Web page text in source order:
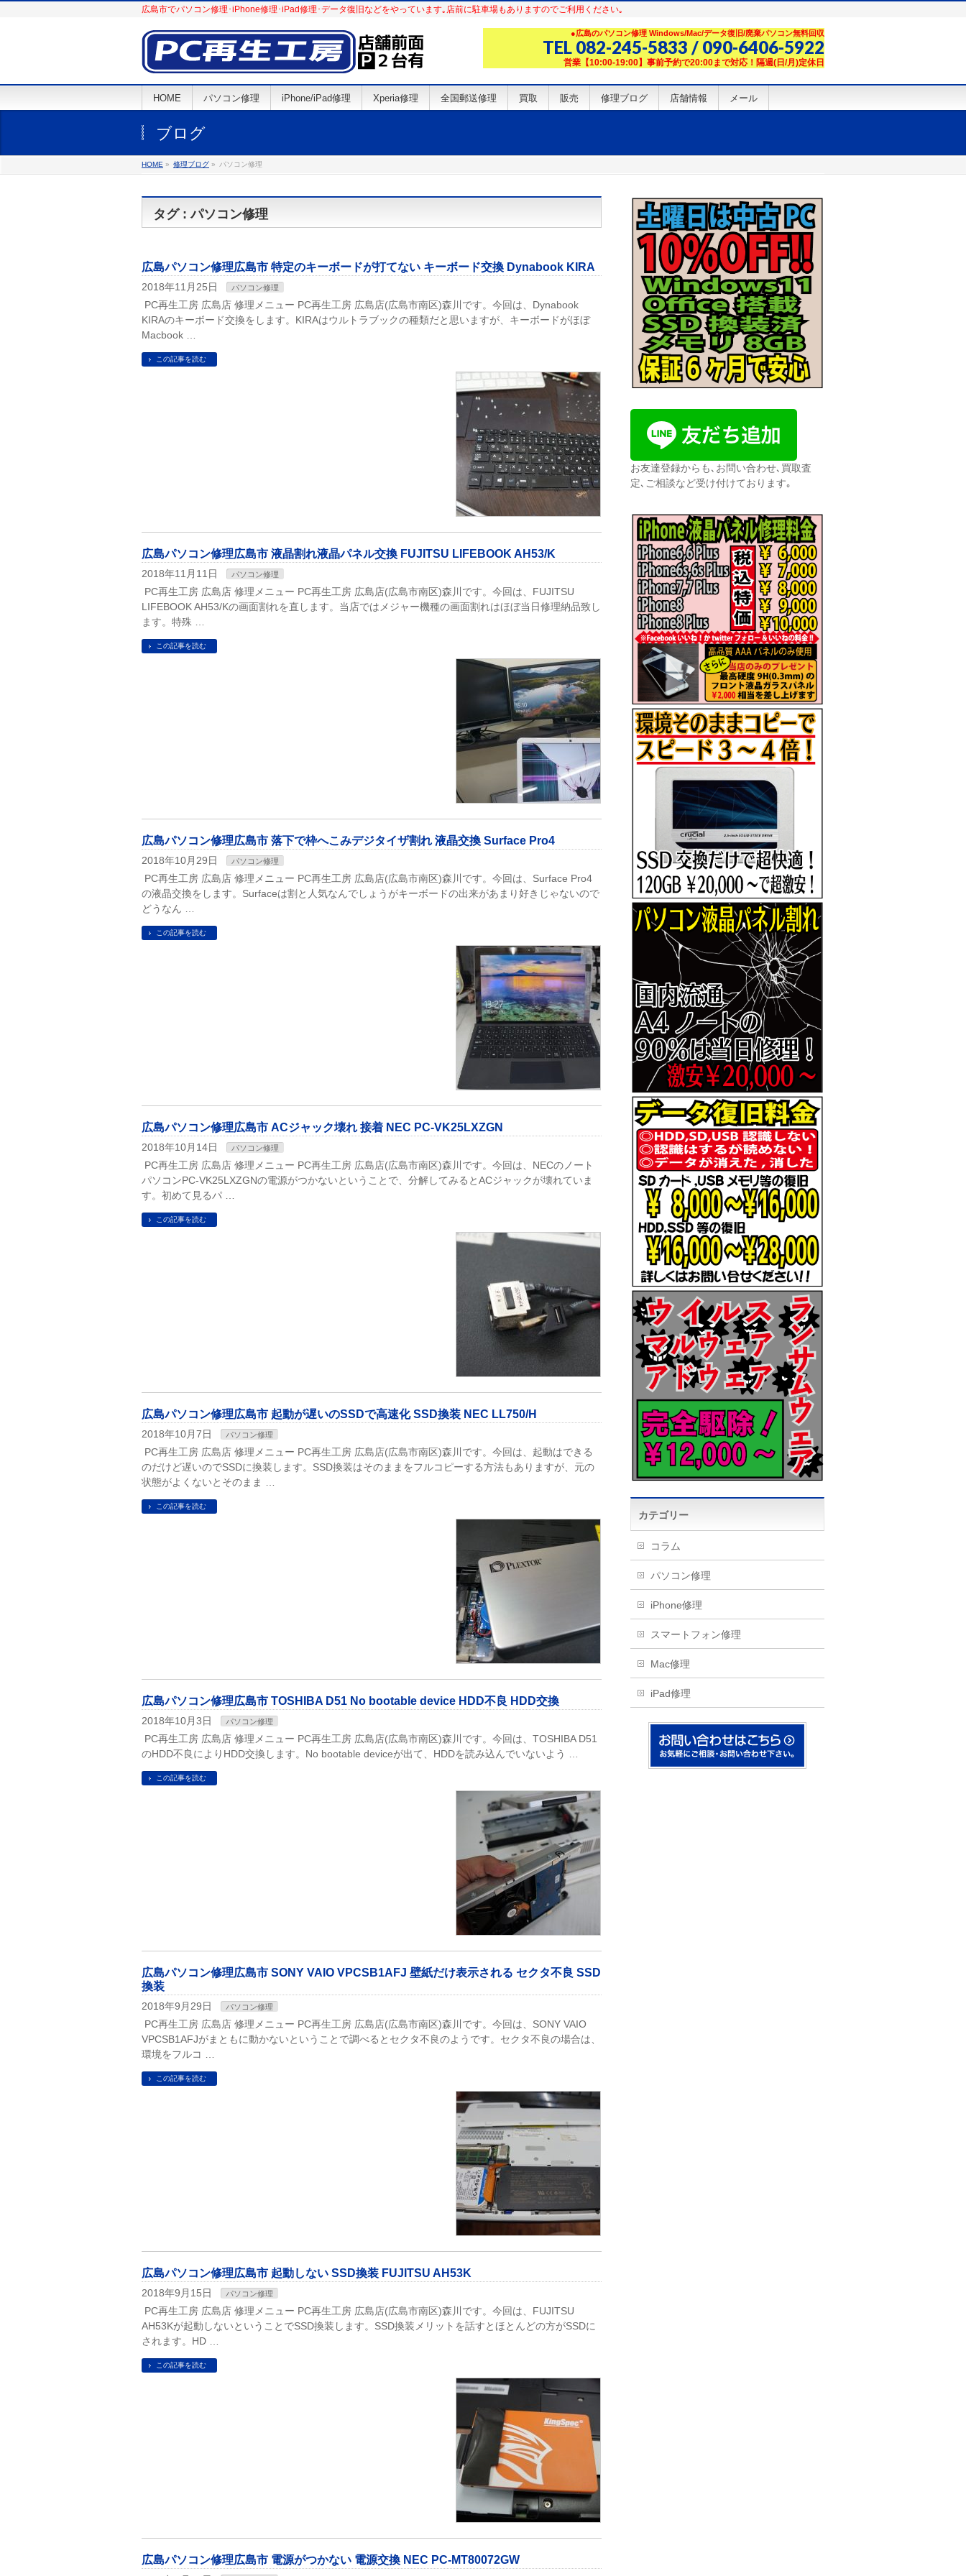
広島市でパソコン修理･iPhone修理･iPad修理･データ復旧などをやっています｡店前に駐車場もありますのでご利用ください｡
●広島のパソコン修理 Windows/Mac/データ復旧/廃棄パソコン無料回収
TEL 082-245-5833 / 090-6406-5922
営業【10:00-19:00】事前予約で20:00まで対応！隔週(日/月)定休日
HOME パソコン修理 iPhone/iPad修理 Xperia修理 全国郵送修理 買取 販売 修理ブログ 店舗情報 メール
ブログ
HOME » 修理ブログ » パソコン修理
タグ : パソコン修理
広島パソコン修理広島市 特定のキーボードが打てない キーボード交換 Dynabook KIRA
2018年11月25日 パソコン修理
PC再生工房 広島店 修理メニュー PC再生工房 広島店(広島市南区)森川です。今回は、Dynabook
KIRAのキーボード交換をします。KIRAはウルトラブックの種類だと思いますが、キーボードがほぼ
Macbook …
この記事を読む
広島パソコン修理広島市 液晶割れ液晶パネル交換 FUJITSU LIFEBOOK AH53/K
2018年11月11日 パソコン修理
PC再生工房 広島店 修理メニュー PC再生工房 広島店(広島市南区)森川です。今回は、FUJITSU
LIFEBOOK AH53/Kの画面割れを直します。当店ではメジャー機種の画面割れはほぼ当日修理納品致し
ます。特殊 …
この記事を読む
広島パソコン修理広島市 落下で枠へこみデジタイザ割れ 液晶交換 Surface Pro4
2018年10月29日 パソコン修理
PC再生工房 広島店 修理メニュー PC再生工房 広島店(広島市南区)森川です。今回は、Surface Pro4
の液晶交換をします。Surfaceは割と人気なんでしょうがキーボードの出来があまり好きじゃないので
どうなん …
この記事を読む
広島パソコン修理広島市 ACジャック壊れ 接着 NEC PC-VK25LXZGN
2018年10月14日 パソコン修理
PC再生工房 広島店 修理メニュー PC再生工房 広島店(広島市南区)森川です。今回は、NECのノート
パソコンPC-VK25LXZGNの電源がつかないということで、分解してみるとACジャックが壊れていま
す。初めて見るパ …
この記事を読む
広島パソコン修理広島市 起動が遅いのSSDで高速化 SSD換装 NEC LL750/H
2018年10月7日 パソコン修理
PC再生工房 広島店 修理メニュー PC再生工房 広島店(広島市南区)森川です。今回は、起動はできる
のだけど遅いのでSSDに換装します。SSD換装はそのままをフルコピーする方法もありますが、元の
状態がよくないとそのまま …
この記事を読む
広島パソコン修理広島市 TOSHIBA D51 No bootable device HDD不良 HDD交換
2018年10月3日 パソコン修理
PC再生工房 広島店 修理メニュー PC再生工房 広島店(広島市南区)森川です。今回は、TOSHIBA D51
のHDD不良によりHDD交換します。No bootable deviceが出て、HDDを読み込んでいないよう …
この記事を読む
広島パソコン修理広島市 SONY VAIO VPCSB1AFJ 壁紙だけ表示される セクタ不良 SSD
換装
2018年9月29日 パソコン修理
PC再生工房 広島店 修理メニュー PC再生工房 広島店(広島市南区)森川です。今回は、SONY VAIO
VPCSB1AFJがまともに動かないということで調べるとセクタ不良のようです。セクタ不良の場合は、
環境をフルコ …
この記事を読む
広島パソコン修理広島市 起動しない SSD換装 FUJITSU AH53K
2018年9月15日 パソコン修理
PC再生工房 広島店 修理メニュー PC再生工房 広島店(広島市南区)森川です。今回は、FUJITSU
AH53Kが起動しないということでSSD換装します。SSD換装メリットを話すとほとんどの方がSSDに
されます。HD …
この記事を読む
広島パソコン修理広島市 電源がつかない 電源交換 NEC PC-MT80072GW
お友達登録からも､お問い合わせ､買取査
定､ご相談など受け付けております｡
カテゴリー
コラム
パソコン修理
iPhone修理
スマートフォン修理
Mac修理
iPad修理